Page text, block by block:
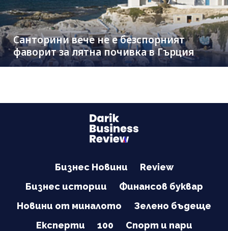
Санторини вече не е безспорният
фаворит за лятна почивка в Гърция
Бизнес Новини
Review
Бизнес истории
Финансов буквар
Новини от миналото
Зелено бъдеще
Експерти
100 Спорт и пари